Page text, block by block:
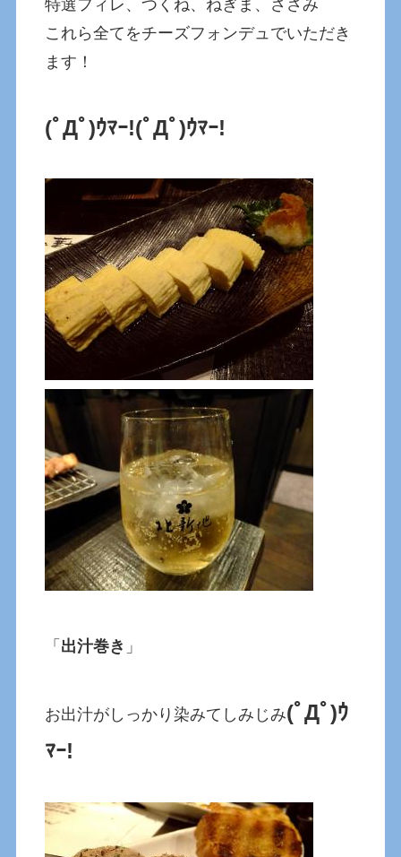
特選フィレ、つくね、ねぎま、ささみ
これら全てをチーズフォンデュでいただき
ます！
(ﾟДﾟ)ｳﾏｰ!(ﾟДﾟ)ｳﾏｰ!
「 出汁巻き 」
お出汁がしっかり染みてしみじみ(ﾟДﾟ)ｳ
ﾏｰ!